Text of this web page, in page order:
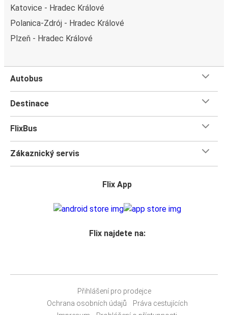
Katovice - Hradec Králové
Polanica-Zdrój - Hradec Králové
Plzeň - Hradec Králové
Autobus
Destinace
FlixBus
Zákaznický servis
Flix App
Flix najdete na:
Přihlášení pro prodejce
Ochrana osobních údajů
Práva cestujících